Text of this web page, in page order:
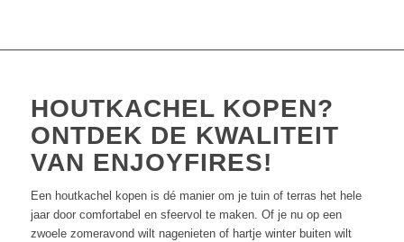
HOUTKACHEL KOPEN?
ONTDEK DE KWALITEIT
VAN ENJOYFIRES!
Een houtkachel kopen is dé manier om je tuin of terras het hele
jaar door comfortabel en sfeervol te maken. Of je nu op een
zwoele zomeravond wilt nagenieten of hartje winter buiten wilt